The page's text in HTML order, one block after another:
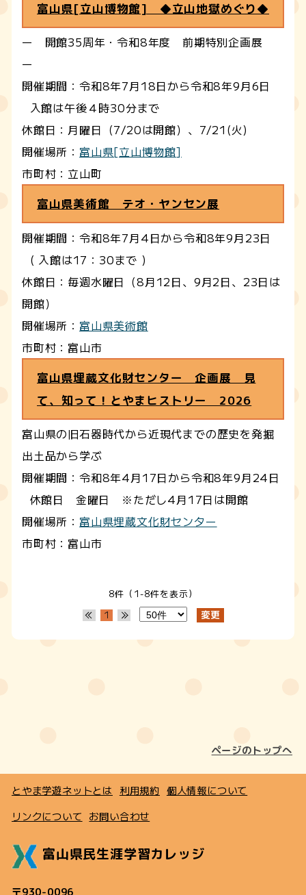
富山県[立山博物館] ◆立山地獄めぐり◆
ー 開館35周年・令和8年度 前期特別企画展
ー
開催期間：令和8年7月18日から令和8年9月6日
入館は午後４時30分まで
休館日：月曜日（7/20は開館）、7/21(火)
開催場所： 富山県[立山博物館]
市町村：立山町
富山県美術館 テオ・ヤンセン展
開催期間：令和8年7月4日から令和8年9月23日
( 入館は17：30まで )
休館日：毎週水曜日（8月12日、9月2日、23日は
開館）
開催場所： 富山県美術館
市町村：富山市
富山県埋蔵文化財センター 企画展 見
て、知って！とやまヒストリー 2026
富山県の旧石器時代から近現代までの歴史を発掘
出土品から学ぶ
開催期間：令和8年4月17日から令和8年9月24日
休館日 金曜日 ※ただし4月17日は開館
開催場所： 富山県埋蔵文化財センター
市町村：富山市
8件（1-8件を表示）
1
ページのトップへ
とやま学遊ネットとは 利用規約 個人情報について
リンクについて お問い合わせ
富山県民生涯学習カレッジ
〒930-0096